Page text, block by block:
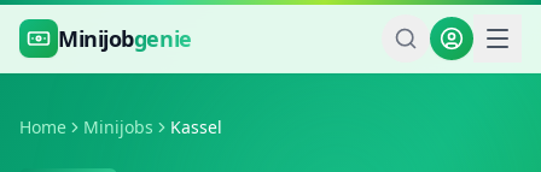
Zum Hauptinhalt springen
Minijobgenie
Home Minijobs Kassel